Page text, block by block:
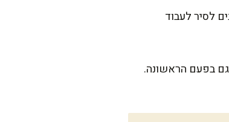
לסיר לעבוד
בפעם הראשונה.